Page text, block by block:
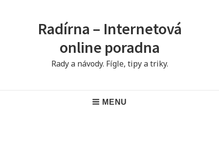
Radírna – Internetová
online poradna
Rady a návody. Fígle, tipy a triky.
MENU